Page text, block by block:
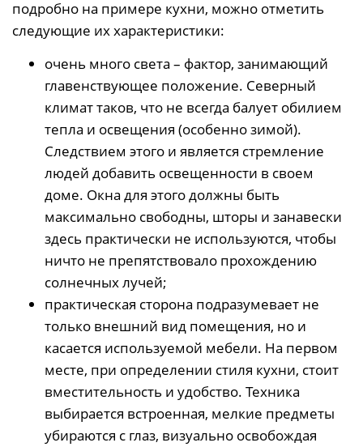
подробно на примере кухни, можно отметить
следующие их характеристики:
очень много света – фактор, занимающий
главенствующее положение. Северный
климат таков, что не всегда балует обилием
тепла и освещения (особенно зимой).
Следствием этого и является стремление
людей добавить освещенности в своем
доме. Окна для этого должны быть
максимально свободны, шторы и занавески
здесь практически не используются, чтобы
ничто не препятствовало прохождению
солнечных лучей;
практическая сторона подразумевает не
только внешний вид помещения, но и
касается используемой мебели. На первом
месте, при определении стиля кухни, стоит
вместительность и удобство. Техника
выбирается встроенная, мелкие предметы
убираются с глаз, визуально освобождая